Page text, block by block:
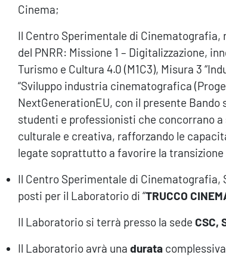
Cinema;
Il Centro Sperimentale di Cinematografia,
del PNRR: Missione 1 – Digitalizzazione,
Turismo e Cultura 4.0 (M1C3), Misura 3
“Sviluppo industria cinematografica
NextGenerationEU, con il presente
studenti e professionisti che concorrano a
culturale e creativa, rafforzando le
legate soprattutto a favorire la
Il Centro Sperimentale di Cinematografia,
posti per il Laboratorio di “TRUCCO
Il Laboratorio si terrà presso la sede CSC,
Il Laboratorio avrà una durata